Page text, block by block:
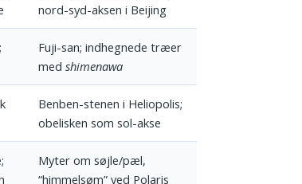
nord-syd-aksen i Beijing
Fuji-san; indhegnede træer
medshimenawa
Benben-stenen i Heliopolis;
obelisken som sol-akse
Myter om søjle/pæl,
“himmelsøm” ved Polaris